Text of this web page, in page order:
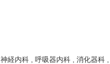
神経内科 呼吸器内科 消化器科